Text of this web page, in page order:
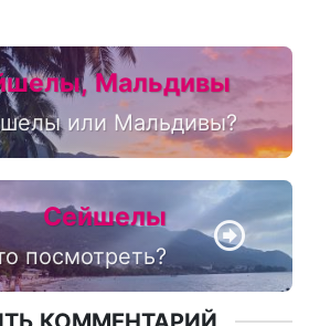
Мальдивы
или Мальдивы?
Сейшелы
посмотреть?